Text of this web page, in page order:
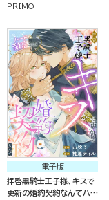
ます （5）
PRIMO
電子版
拝啓黒騎士王子様、キスで
更新の婚約契約なんてハー